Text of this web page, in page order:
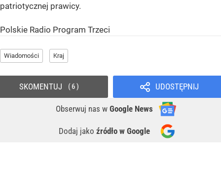
patriotycznej prawicy.
Polskie Radio Program Trzeci
Wiadomości Kraj
UDOSTĘPNIJ
Obserwuj nas w Google News
Dodaj jako źródło w Google
SKOMENTUJ 6